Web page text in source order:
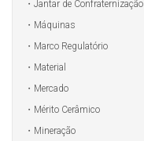
Jantar de Confraternização
Máquinas
Marco Regulatório
Material
Mercado
Mérito Cerâmico
Mineração